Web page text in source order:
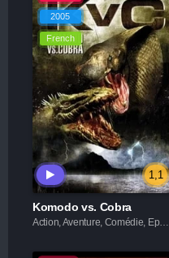
2005
French
1,1
Komodo vs. Cobra
Action, Aventure, Comédie, Epouvante-horreur, Science fiction, Thriller